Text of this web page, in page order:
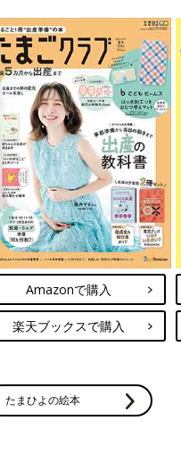
Amazonで購入
楽天ブックスで購入
たまひよの絵本